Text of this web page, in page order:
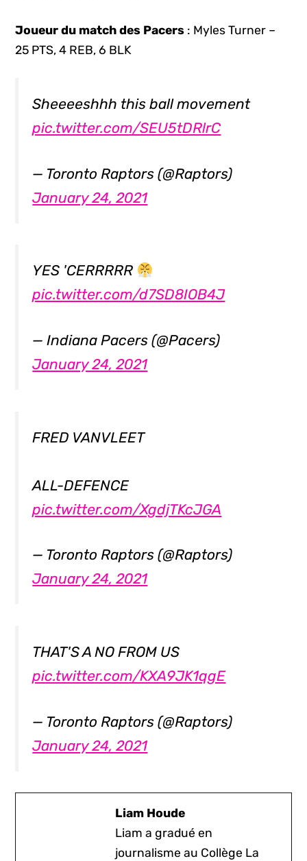
Joueur du match des Pacers : Myles Turner –
25 PTS, 4 REB, 6 BLK
Sheeeeshhh this ball movement
pic.twitter.com/SEU5tDRlrC
— Toronto Raptors (@Raptors)
January 24, 2021
YES 'CERRRRR
pic.twitter.com/d7SD8IOB4J
— Indiana Pacers (@Pacers)
January 24, 2021
FRED VANVLEET
ALL-DEFENCE
pic.twitter.com/XgdjTKcJGA
— Toronto Raptors (@Raptors)
January 24, 2021
THAT'S A NO FROM US
pic.twitter.com/KXA9JK1qgE
— Toronto Raptors (@Raptors)
January 24, 2021
Liam Houde
Liam a gradué en
journalisme au Collège La